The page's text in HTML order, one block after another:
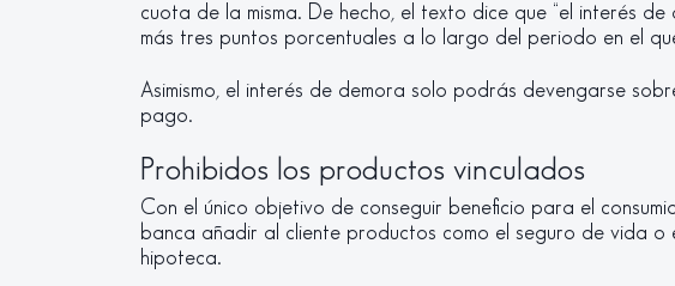
cuota de la misma. De hecho, el texto dice que “el interés
más tres puntos porcentuales a lo largo del periodo en el
Asimismo, el interés de demora solo podrás devengarse
pago.
Prohibidos los productos vinculados
Con el único objetivo de conseguir beneficio para el
banca añadir al cliente productos como el seguro de vida
hipoteca.